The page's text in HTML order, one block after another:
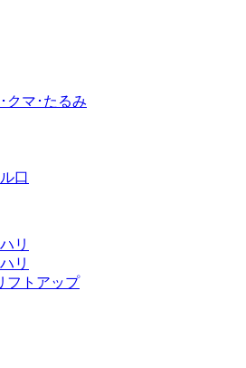
クマ･たるみ
口
リ
リ
フトアップ